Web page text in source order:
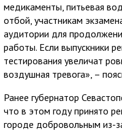
медикаменты, питьевая
отбой, участникам
аудитории для
работы. Если выпускники
тестирования увеличат
воздушная тревога», –
Ранее губернатор
что в этом году принято
городе добровольным из-